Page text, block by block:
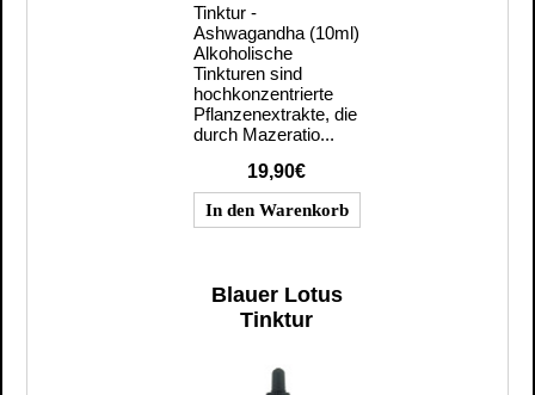
Tinktur -
Ashwagandha (10ml)
Alkoholische
Tinkturen sind
hochkonzentrierte
Pflanzenextrakte, die
durch Mazeratio...
19,90€
Blauer Lotus
Tinktur